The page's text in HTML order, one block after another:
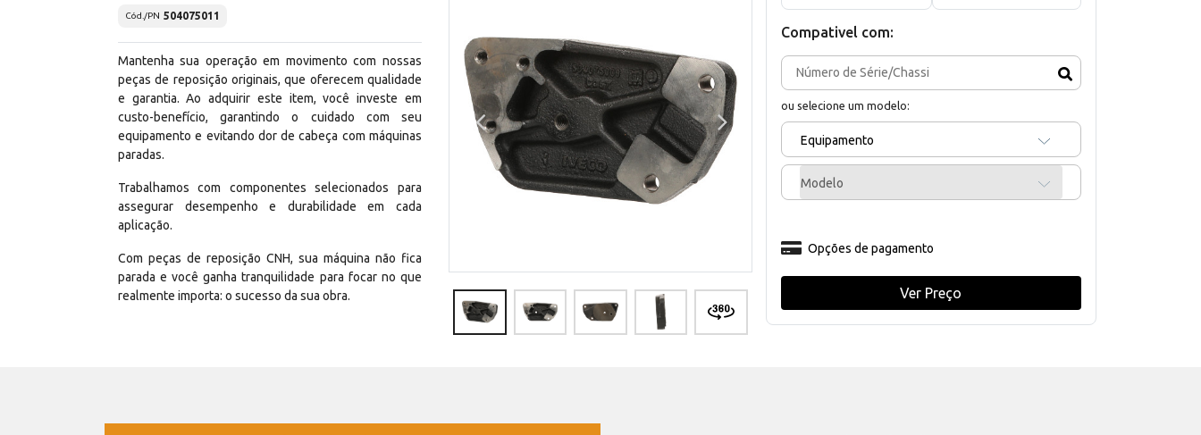
Cód./PN 504075011
Mantenha sua operação em movimento com nossas
peças de reposição originais, que oferecem qualidade
e garantia. Ao adquirir este item, você investe em
custo-benefício, garantindo o cuidado com seu
equipamento e evitando dor de cabeça com máquinas
paradas.
Trabalhamos com componentes selecionados para
assegurar desempenho e durabilidade em cada
aplicação.
Com peças de reposição CNH, sua máquina não fica
parada e você ganha tranquilidade para focar no que
realmente importa: o sucesso da sua obra.
Compativel com:
ou selecione um modelo:
Equipamento
Modelo
Opções de pagamento
Ver Preço